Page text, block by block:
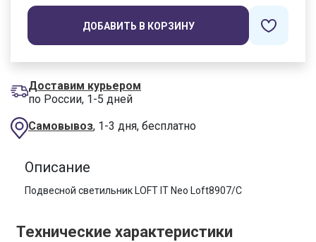
ДОБАВИТЬ В КОРЗИНУ
Доставим курьером
по России, 1-5 дней
Самовывоз, 1-3 дня, бесплатно
Описание
Подвесной светильник LOFT IT Neo Loft8907/C
Технические характеристики